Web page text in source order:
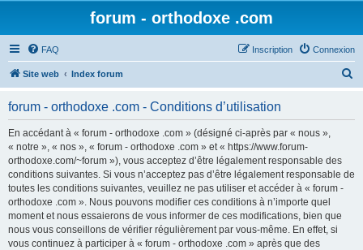
forum - orthodoxe .com
FAQ Connexion
Inscription
Site web Index forum
forum - orthodoxe .com - Conditions d’utilisation
En accédant à « forum - orthodoxe .com » (désigné ci-après par « nous »,
« notre », « nos », « forum - orthodoxe .com » et « https://www.forum-
orthodoxe.com/~forum »), vous acceptez d’être légalement responsable des
conditions suivantes. Si vous n’acceptez pas d’être légalement responsable de
toutes les conditions suivantes, veuillez ne pas utiliser et accéder à « forum -
orthodoxe .com ». Nous pouvons modifier ces conditions à n’importe quel
moment et nous essaierons de vous informer de ces modifications, bien que
nous vous conseillons de vérifier régulièrement par vous-même. En effet, si
vous continuez à participer à « forum - orthodoxe .com » après que des